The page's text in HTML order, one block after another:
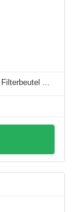
...